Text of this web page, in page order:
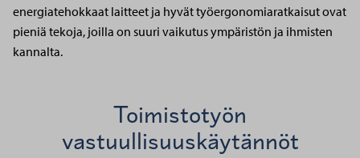
energiatehokkaat laitteet ja hyvät työergonomiaratkaisut ovat
pieniä tekoja, joilla on suuri vaikutus ympäristön ja ihmisten
kannalta.
Toimistotyön
vastuullisuuskäytännöt